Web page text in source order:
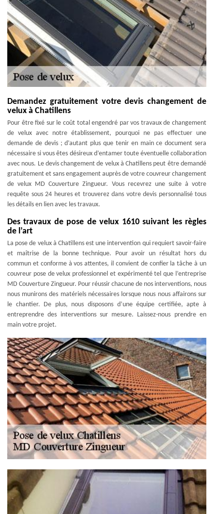
Demandez gratuitement votre devis changement de
velux à Chatillens
Pour être fixé sur le coût total engendré par vos travaux de changement
de velux avec notre établissement, pourquoi ne pas effectuer une
demande de devis ; d’autant plus que tenir en main ce document sera
nécessaire si vous êtes désireux d’entamer toute éventuelle collaboration
avec nous. Le devis changement de velux à Chatillens peut être demandé
gratuitement et sans engagement auprès de votre couvreur changement
de velux MD Couverture Zingueur. Vous recevrez une suite à votre
requête sous 24 heures et trouverez dans votre devis personnalisé tous
les détails en lien avec les travaux.
Des travaux de pose de velux 1610 suivant les règles
de l’art
La pose de velux à Chatillens est une intervention qui requiert savoir-faire
et maîtrise de la bonne technique. Pour avoir un résultat hors du
commun et conforme à vos attentes, il convient de confier la tâche à un
couvreur pose de velux professionnel et expérimenté tel que l’entreprise
MD Couverture Zingueur. Pour réussir chacune de nos interventions, nous
nous munirons des matériels nécessaires lorsque nous nous affairons sur
le chantier. De plus, nous disposons d’une équipe certifiée, apte à
entreprendre des interventions sur mesure. Laissez-nous prendre en
main votre projet.